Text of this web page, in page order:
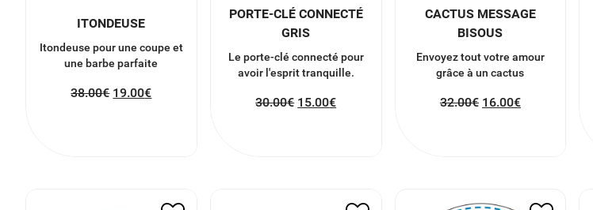
ITONDEUSE
Itondeuse pour une coupe et
une barbe parfaite
38.00€ 19.00€
PORTE-CLÉ CONNECTÉ
GRIS
Le porte-clé connecté pour
avoir l'esprit tranquille.
30.00€ 15.00€
CACTUS MESSAGE
BISOUS
Envoyez tout votre amour
grâce à un cactus
32.00€ 16.00€